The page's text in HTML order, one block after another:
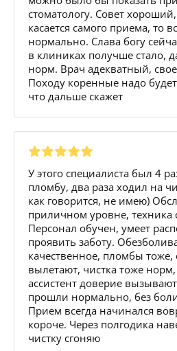
стоматологу. Совет
касается самого приема, то
нормально. Слава богу
в клиниках получше стало,
норм. Врач адекватный,
Походу коренные надо
что дальше скажет
У этого специалиста был 4
пломбу, два раза ходил на
как говорится, не имею)
приличном уровне, техника
Персонал обучен, умеет
проявить заботу.
качественное, пломбы
вылетают, чистка тоже норм,
ассистент доверие
прошли нормально, без
Прием всегда начинался
короче. Через полгодика
чистку сгоняю